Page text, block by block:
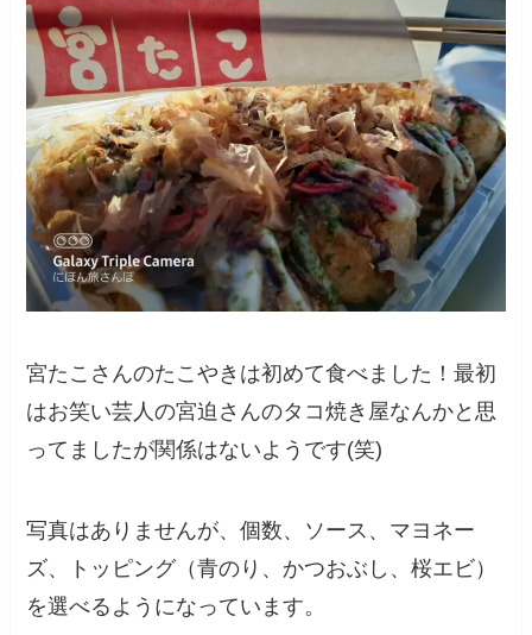
宮たこさんのたこやきは初めて食べました！最初
はお笑い芸人の宮迫さんのタコ焼き屋なんかと思
ってましたが関係はないようです(笑)
写真はありませんが、個数、ソース、マヨネー
ズ、トッピング（青のり、かつおぶし、桜エビ）
を選べるようになっています。